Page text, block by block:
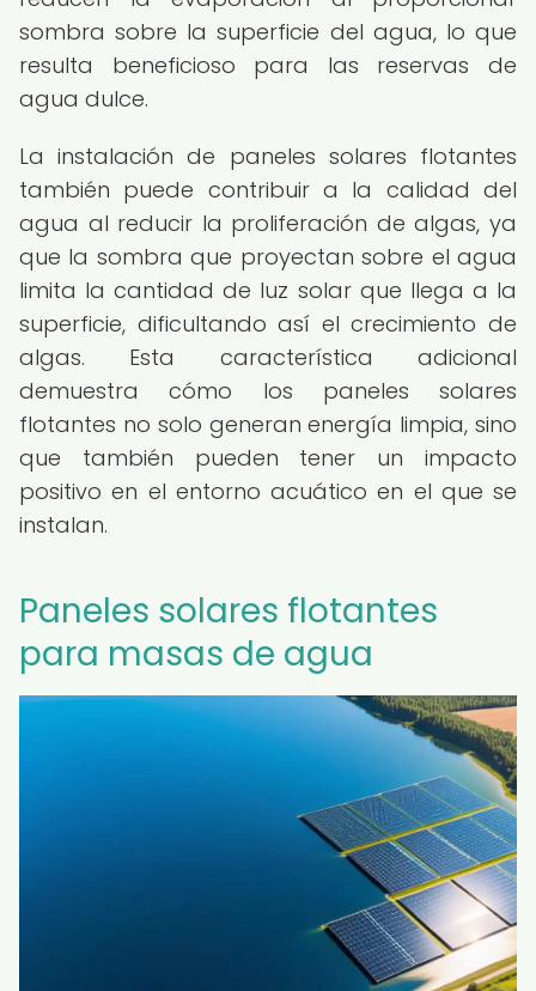
sombra sobre la superficie del agua, lo que
resulta beneficioso para las reservas de
agua dulce.
La instalación de paneles solares flotantes
también puede contribuir a la calidad del
agua al reducir la proliferación de algas, ya
que la sombra que proyectan sobre el agua
limita la cantidad de luz solar que llega a la
superficie, dificultando así el crecimiento de
algas. Esta característica adicional
demuestra cómo los paneles solares
flotantes no solo generan energía limpia, sino
que también pueden tener un impacto
positivo en el entorno acuático en el que se
instalan.
Paneles solares flotantes
para masas de agua